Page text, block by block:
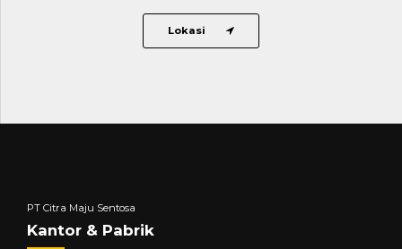
Lokasi
PT Citra Maju Sentosa
Kantor & Pabrik